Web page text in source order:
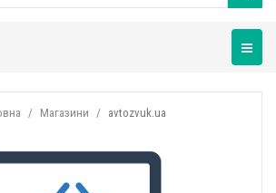
Магазини avtozvuk.ua